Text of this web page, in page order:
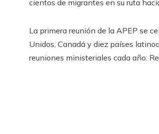
cientos de migrantes en su ruta
La primera reunión de la APEP se
Unidos, Canadá y diez países
reuniones ministeriales cada año: